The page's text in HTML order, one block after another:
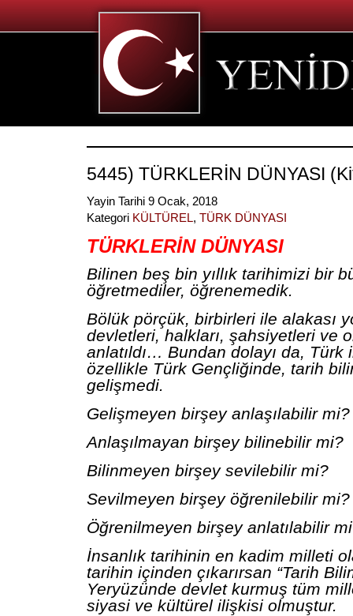
5445) TÜRKLERİN DÜNYASI
Yayin Tarihi 9 Ocak, 2018
Kategori KÜLTÜREL, TÜRK DÜNYASI
TÜRKLERİN DÜNYASI
Bilinen beş bin yıllık tarihimizi bir
öğretmediler, öğrenemedik.
Bölük pörçük, birbirleri ile alakası
devletleri, halkları, şahsiyetleri ve
anlatıldı… Bundan dolayı da, Türk
özellikle Türk Gençliğinde, tarih
gelişmedi.
Gelişmeyen birşey anlaşılabilir mi?
Anlaşılmayan birşey bilinebilir mi?
Bilinmeyen birşey sevilebilir mi?
Sevilmeyen birşey öğrenilebilir mi?
Öğrenilmeyen birşey anlatılabilir
İnsanlık tarihinin en kadim milleti
tarihin içinden çıkarırsan “Tarih
Yeryüzünde devlet kurmuş tüm
siyasi ve kültürel ilişkisi olmuştur.